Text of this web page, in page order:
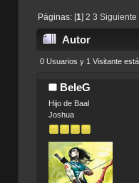
Páginas: [1] 2 3 Siguiente
Autor
0 Usuarios y 1 Visitante
BeleG
Hijo de Baal
Joshua